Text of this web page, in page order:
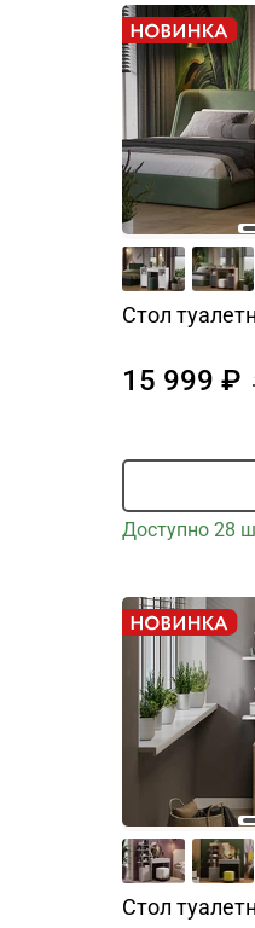
Стол
15 999
Доступно 28
Стол